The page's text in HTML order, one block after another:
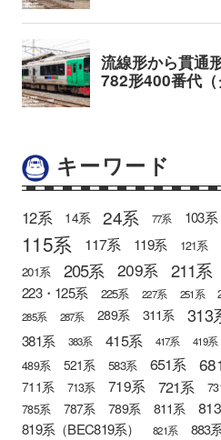
キーワード
12系 14系 24系 77系 103系
115系 117系 119系 121系
201系 205系 209系 211系
223・125系 225系 227系 251系
285系
287系 289系 311系 313
381系 383系 415系 417系 419系
489系 521系 583系 651系
711系 713系 719系 721系
785系 787系 789系 811系
819系（BEC819系） 821系 883